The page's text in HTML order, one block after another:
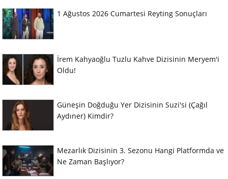
1 Ağustos 2026 Cumartesi Reyting Sonuçları
İrem Kahyaoğlu Tuzlu Kahve Dizisinin Meryem'i
Oldu!
Güneşin Doğduğu Yer Dizisinin Suzi'si (Çağıl
Aydıner) Kimdir?
Mezarlık Dizisinin 3. Sezonu Hangi Platformda ve
Ne Zaman Başlıyor?